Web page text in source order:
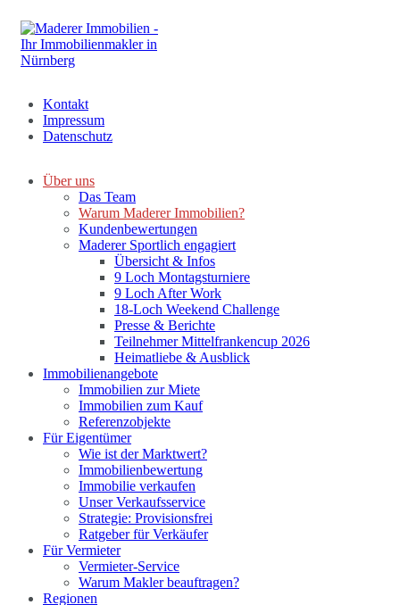
Kontakt
Impressum
Datenschutz
Über uns
Das Team
Warum Maderer Immobilien?
Kundenbewertungen
Maderer Sportlich engagiert
Übersicht & Infos
9 Loch Montagsturniere
9 Loch After Work
18-Loch Weekend Challenge
Presse & Berichte
Teilnehmer Mittelfrankencup 2026
Heimatliebe & Ausblick
Immobilienangebote
Immobilien zur Miete
Immobilien zum Kauf
Referenzobjekte
Für Eigentümer
Wie ist der Marktwert?
Immobilienbewertung
Immobilie verkaufen
Unser Verkaufsservice
Strategie: Provisionsfrei
Ratgeber für Verkäufer
Für Vermieter
Vermieter-Service
Warum Makler beauftragen?
Regionen